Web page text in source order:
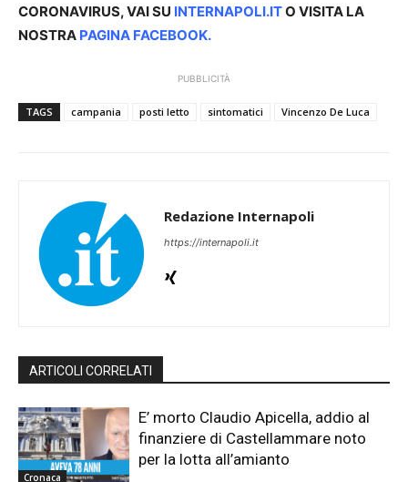
CORONAVIRUS, VAI SU INTERNAPOLI.ITO VISITA LA
NOSTRA PAGINA FACEBOOK.
PUBBLICITÀ
TAGS campania posti letto sintomatici Vincenzo De Luca
Redazione Internapoli
https://internapoli.it
ARTICOLI CORRELATI
Cronaca
E’ morto Claudio Apicella, addio al
finanziere di Castellammare noto
per la lotta all’amianto